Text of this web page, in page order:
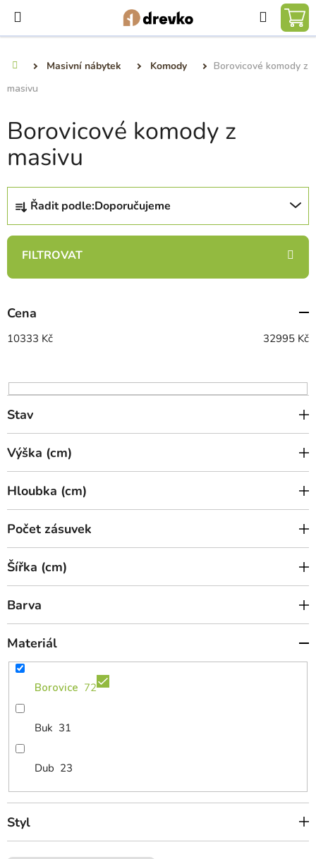
obsah
Hledat
Masivní nábytek Komody
Borovicové komody z
masivu
Borovicové komody z
masivu
Ř
z
n
p
r
o
u
k
t
ů
Řadit podle:Doporučujeme
Cena
10333 Kč 32995 Kč
Stav
Výška (cm)
Hloubka (cm)
Počet zásuvek
Šířka (cm)
Barva
Materiál
Borovice 72
Buk 31
Dub 23
Styl